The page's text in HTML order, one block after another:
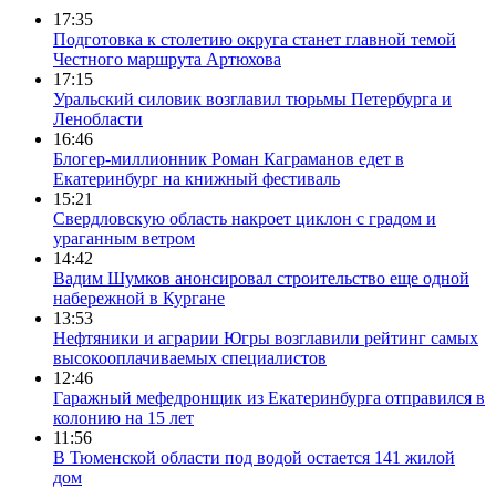
17:35
Подготовка к столетию округа станет главной темой
Честного маршрута Артюхова
17:15
Уральский силовик возглавил тюрьмы Петербурга и
Ленобласти
16:46
Блогер-миллионник Роман Каграманов едет в
Екатеринбург на книжный фестиваль
15:21
Свердловскую область накроет циклон с градом и
ураганным ветром
14:42
Вадим Шумков анонсировал строительство еще одной
набережной в Кургане
13:53
Нефтяники и аграрии Югры возглавили рейтинг самых
высокооплачиваемых специалистов
12:46
Гаражный мефедронщик из Екатеринбурга отправился в
колонию на 15 лет
11:56
В Тюменской области под водой остается 141 жилой
дом